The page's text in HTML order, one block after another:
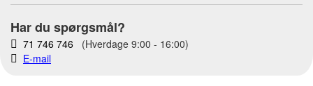
Har du spørgsmål?
71 746 746 (Hverdage 9:00 - 16:00)
E-mail